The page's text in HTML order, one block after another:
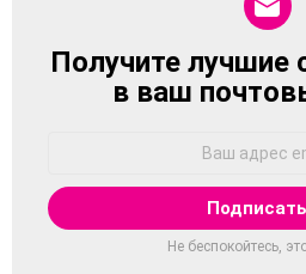
NEWSLETTER
Получите лучшие
в ваш
Не беспокойтесь,